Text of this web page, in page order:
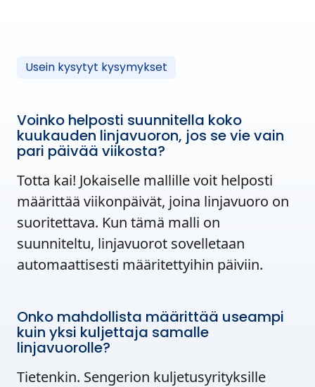
Usein kysytyt kysymykset
Voinko helposti suunnitella koko
kuukauden linjavuoron, jos se vie vain
pari päivää viikosta?
Totta kai! Jokaiselle mallille voit helposti
määrittää viikonpäivät, joina linjavuoro on
suoritettava. Kun tämä malli on
suunniteltu, linjavuorot sovelletaan
automaattisesti määritettyihin päiviin.
Onko mahdollista määrittää useampi
kuin yksi kuljettaja samalle
linjavuorolle?
Tietenkin. Sengerion kuljetusyrityksille